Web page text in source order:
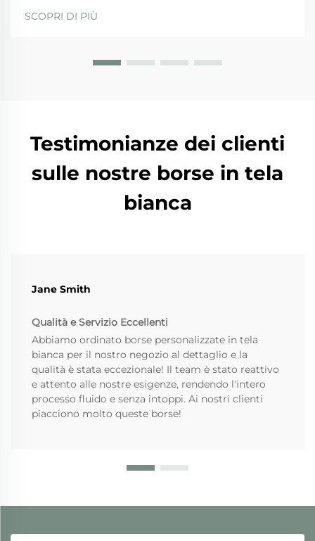
qualità, ci sono determinati standard fisici che
devono essere rispettati per garantire durata e
SCOPRI DI PIÙ
Testimonianze dei clienti
sulle nostre borse in tela
bianca
Jane Smith
Qualità e Servizio Eccellenti
Abbiamo ordinato borse personalizzate in tela
bianca per il nostro negozio al dettaglio e la
qualità è stata eccezionale! Il team è stato reattivo
e attento alle nostre esigenze, rendendo l'intero
processo fluido e senza intoppi. Ai nostri clienti
piacciono molto queste borse!